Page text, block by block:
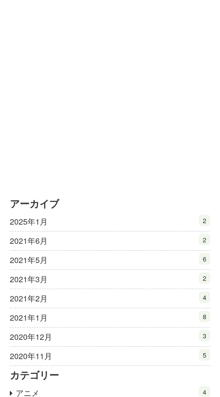
アーカイブ
2025年1月 2
2021年6月 2
2021年5月 6
2021年3月 2
2021年2月 4
2021年1月 8
2020年12月 3
2020年11月 5
カテゴリー
アニメ 4